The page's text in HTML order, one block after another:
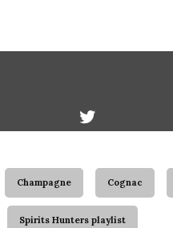
Champagne Cognac
Spirits Hunters playlist